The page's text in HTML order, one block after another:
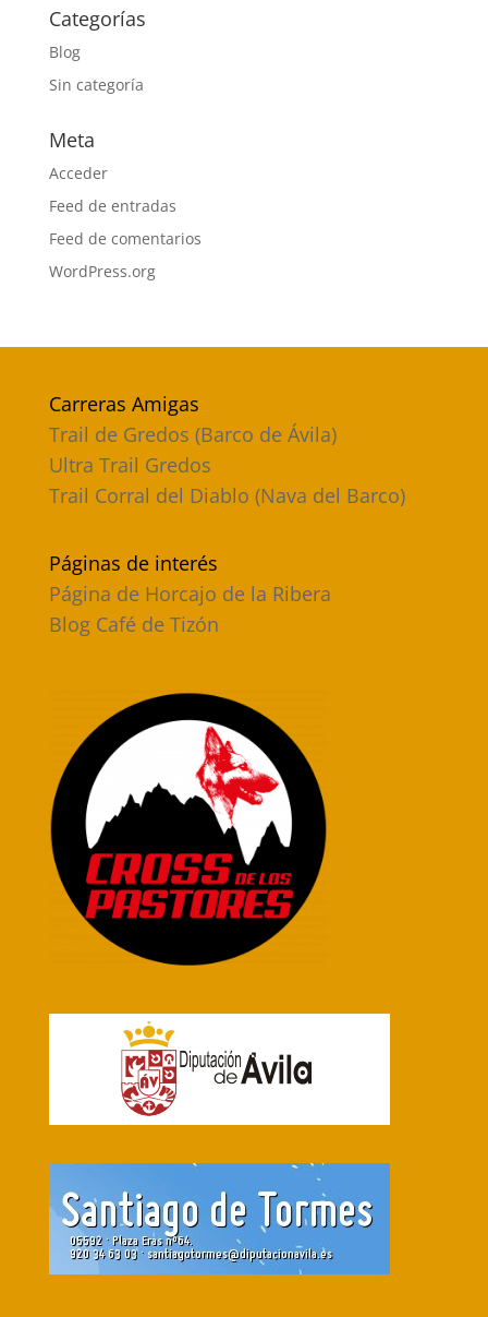
Categorías
Blog
Sin categoría
Meta
Acceder
Feed de entradas
Feed de comentarios
WordPress.org
Carreras Amigas
Trail de Gredos (Barco de Ávila)
Ultra Trail Gredos
Trail Corral del Diablo (Nava del Barco)
Páginas de interés
Página de Horcajo de la Ribera
Blog Café de Tizón